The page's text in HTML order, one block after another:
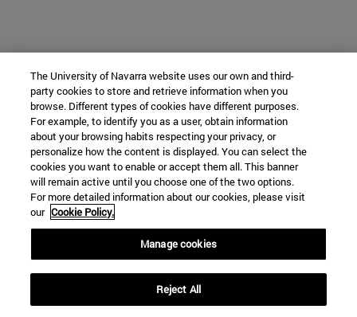
The University of Navarra website uses our own and third-
party cookies to store and retrieve information when you
browse. Different types of cookies have different purposes.
For example, to identify you as a user, obtain information
about your browsing habits respecting your privacy, or
personalize how the content is displayed. You can select the
cookies you want to enable or accept them all. This banner
will remain active until you choose one of the two options.
For more detailed information about our cookies, please visit
our Cookie Policy.
Manage cookies
Reject All